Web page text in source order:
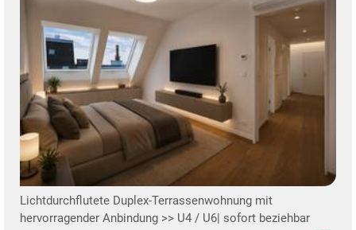
KLIS
Lichtdurchflutete Duplex-Terrassenwohnung mit
hervorragender Anbindung >> U4 / U6| sofort beziehbar